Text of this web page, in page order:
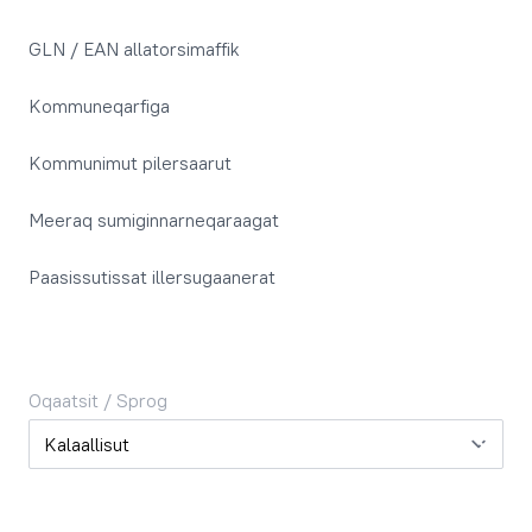
GLN / EAN allatorsimaffik
Kommuneqarfiga
Kommunimut pilersaarut
Meeraq sumiginnarneqaraagat
Paasissutissat illersugaanerat
Oqaatsit / Sprog
Oqaatsit / Sprog